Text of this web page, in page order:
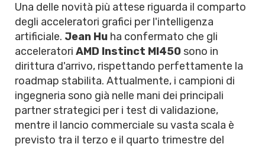
Una delle novità più attese riguarda il comparto
degli acceleratori grafici per l'intelligenza
artificiale. Jean Hu ha confermato che gli
acceleratori AMD Instinct MI450 sono in
dirittura d'arrivo, rispettando perfettamente la
roadmap stabilita. Attualmente, i campioni di
ingegneria sono già nelle mani dei principali
partner strategici per i test di validazione,
mentre il lancio commerciale su vasta scala è
previsto tra il terzo e il quarto trimestre del